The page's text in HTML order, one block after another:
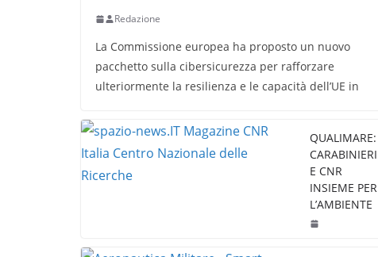
Redazione
La Commissione europea ha proposto un nuovo
pacchetto sulla cibersicurezza per rafforzare
ulteriormente la resilienza e le capacità dell’UE in
QUALIMARE:
CARABINIERI
E CNR
INSIEME PER
L’AMBIENTE